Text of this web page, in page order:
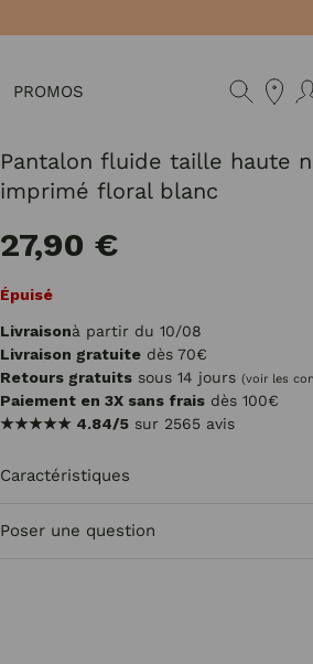
PROMOS
Pantalon fluide taille haute
imprimé floral blanc
27,90 €
Épuisé
Livraisonà partir du 10/08
Livraison gratuite dès 70€
Retours gratuits sous 14 jours (voir les
Paiement en 3X sans frais dès 100€
★★★★★ 4.84/5 sur 2565 avis
Caractéristiques
Poser une question